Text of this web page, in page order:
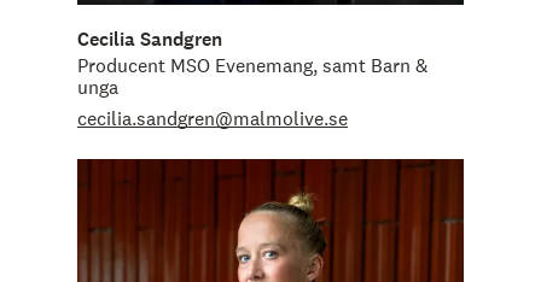
Cecilia Sandgren
Producent MSO Evenemang, samt Barn &
unga
cecilia.sandgren@malmolive.se